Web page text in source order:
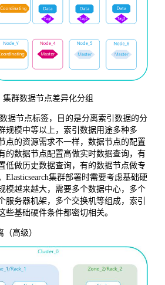
集群数据节点差异化分组
数据节点标签，目的是分离索引数据的分
规模中等以上，索引数据用途多种多
点的资源需求不一样，数据节点的配置
的数据节点配置高做实时数据查询，有
低做历史数据查询，有的数据节点做专
Elasticsearch集群部署时需要考虑基础硬
模越来越大，需要多个数据中心，多个
服务器机架，多个交换机等组成，索引
些基础硬件条件都密切相关。
高级）